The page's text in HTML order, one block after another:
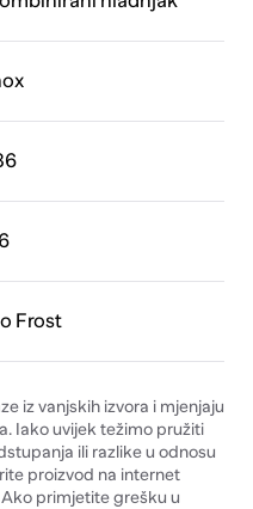
Frost
iz vanjskih izvora i mjenjaju
Iako uvijek težimo pružiti
ili razlike u odnosu
proizvod na internet
primjetite grešku u